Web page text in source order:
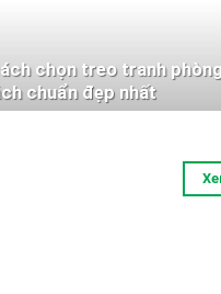
chọn treo tranh
chuẩn đẹp nhất